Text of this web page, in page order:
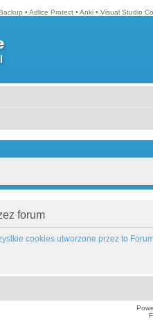
• Adlice Protect • Anki • Visual Studio
forum
cookies utworzone przez to